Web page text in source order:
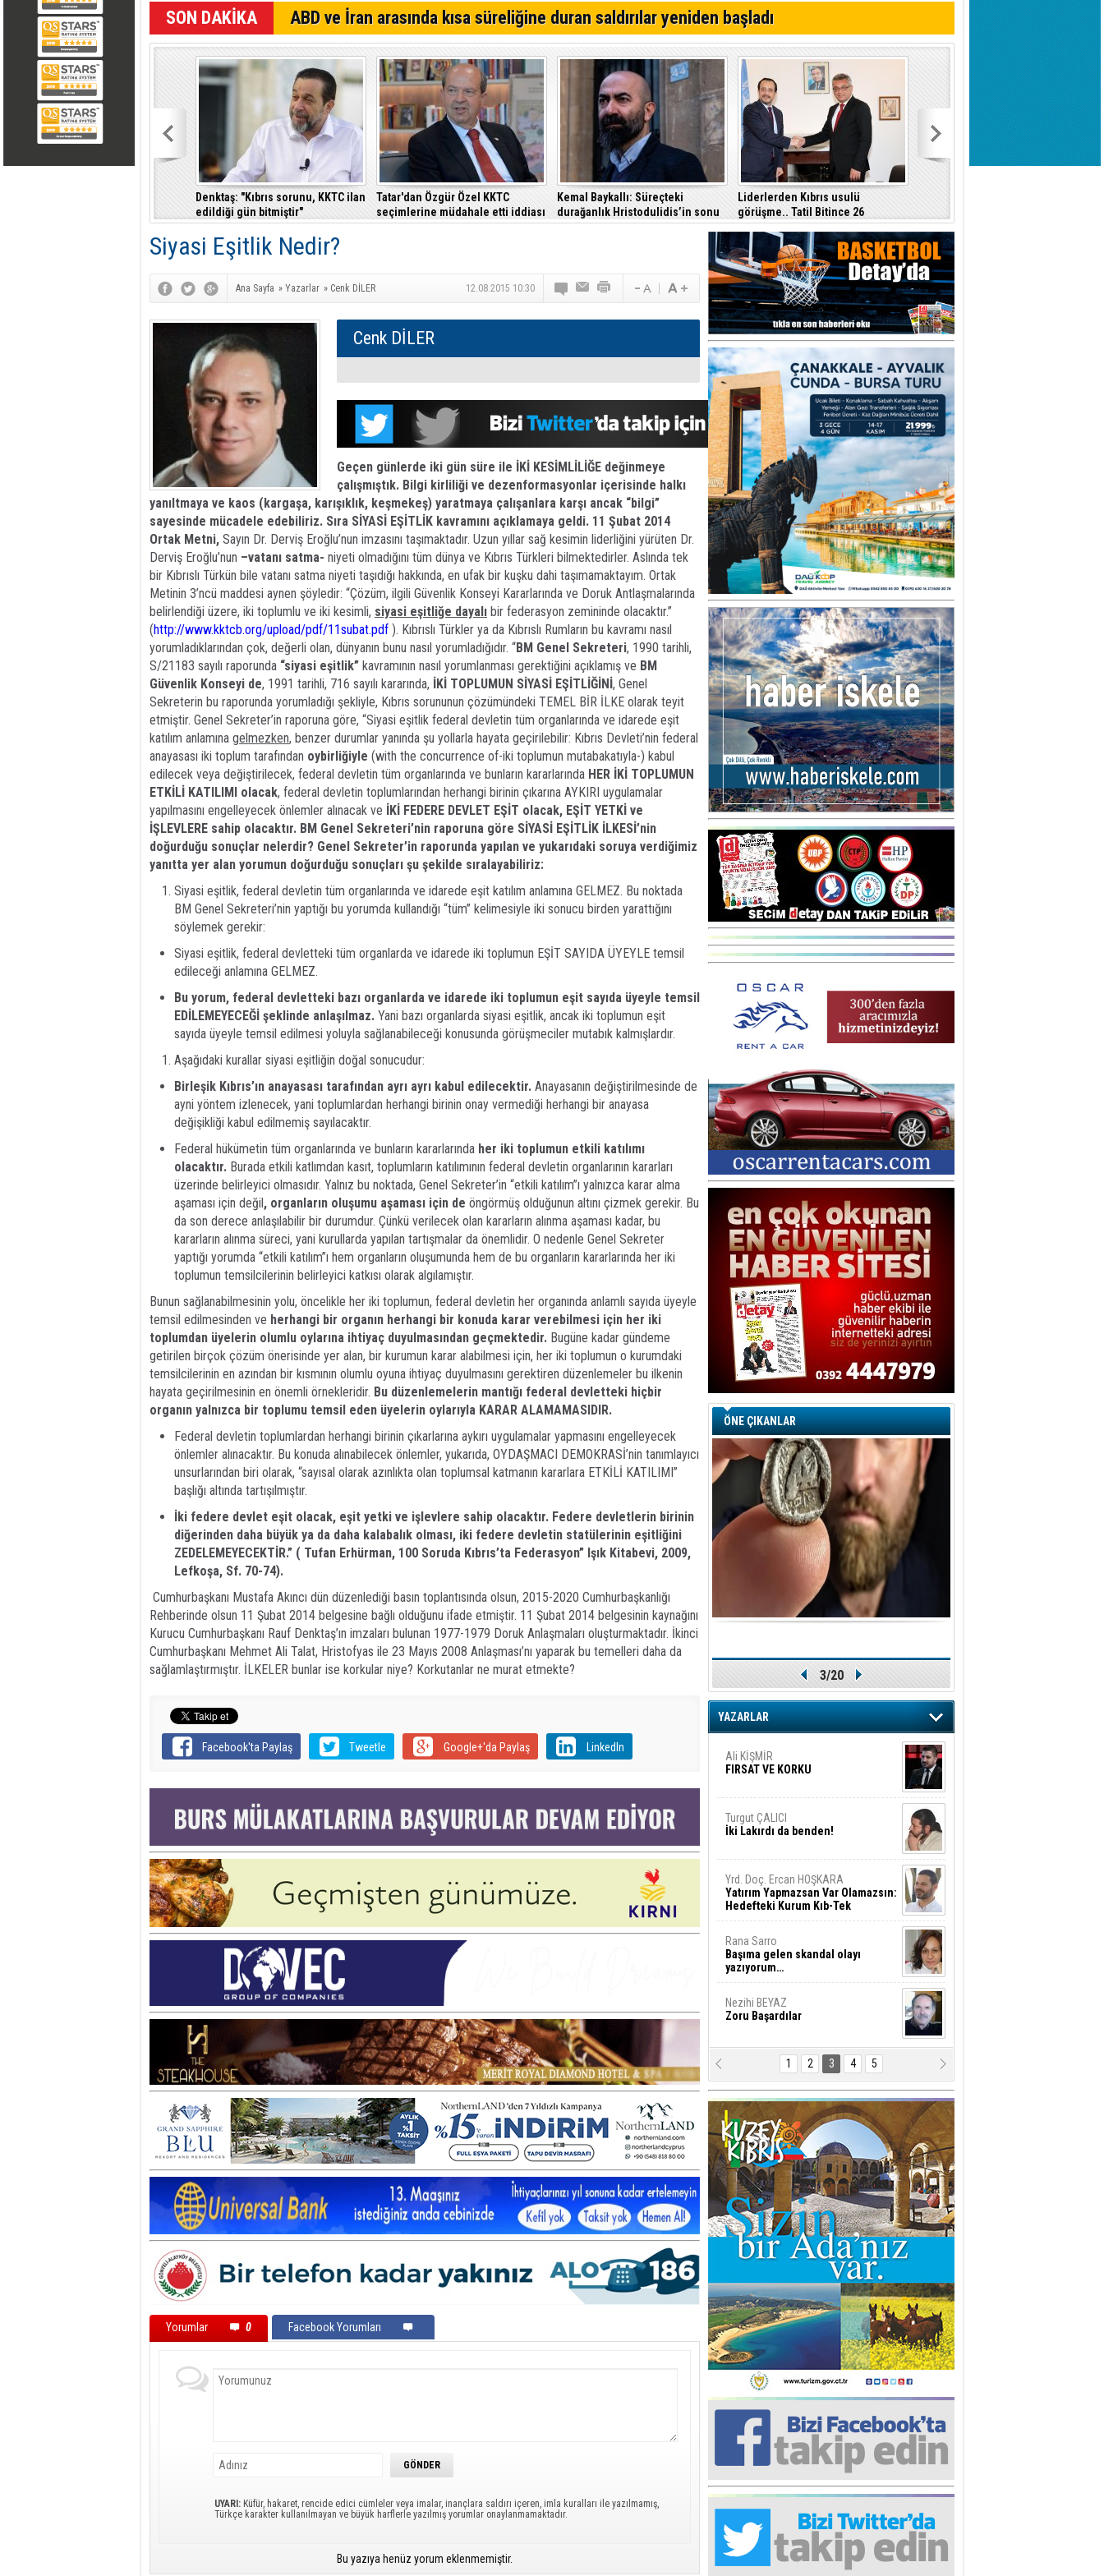
SON DAKİKA ABD ve İran arasında kısa süreliğine duran saldırılar yeniden başladı
Denktaş: "Kıbrıs sorunu, KKTC ilan
edildiği gün bitmiştir"
Tatar'dan Özgür Özel KKTC
seçimlerine müdahale etti iddiası
Kemal Baykallı: Süreçteki
durağanlık Hristodulidis’in sonu
olur
Liderlerden Kıbrıs usulü
görüşme.. Tatil Bitince 26
Ağustos'da ara bölgede
görüşecekler
Siyasi Eşitlik Nedir?
Ana Sayfa » Yazarlar » Cenk DİLER 12.08.2015 10:30
Cenk DİLER
Geçen günlerde iki gün süre ile İKİ KESİMLİLİĞE değinmeye
çalışmıştık. Bilgi kirliliği ve dezenformasyonlar içerisinde halkı
yanıltmaya ve kaos (kargaşa, karışıklık, keşmekeş) yaratmaya çalışanlara karşı ancak “bilgi”
sayesinde mücadele edebiliriz. Sıra SİYASİ EŞİTLİK kavramını açıklamaya geldi. 11 Şubat 2014
Ortak Metni, Sayın Dr. Derviş Eroğlu’nun imzasını taşımaktadır. Uzun yıllar sağ kesimin liderliğini yürüten Dr.
Derviş Eroğlu’nun –vatanı satma- niyeti olmadığını tüm dünya ve Kıbrıs Türkleri bilmektedirler. Aslında tek
bir Kıbrıslı Türkün bile vatanı satma niyeti taşıdığı hakkında, en ufak bir kuşku dahi taşımamaktayım. Ortak
Metinin 3’ncü maddesi aynen şöyledir: “Çözüm, ilgili Güvenlik Konseyi Kararlarında ve Doruk Antlaşmalarında
belirlendiği üzere, iki toplumlu ve iki kesimli, siyasi eşitliğe dayalı bir federasyon zemininde olacaktır.”
(http://www.kktcb.org/upload/pdf/11subat.pdf ). Kıbrıslı Türkler ya da Kıbrıslı Rumların bu kavramı nasıl
yorumladıklarından çok, değerli olan, dünyanın bunu nasıl yorumladığıdır. “BM Genel Sekreteri, 1990 tarihli,
S/21183 sayılı raporunda “siyasi eşitlik” kavramının nasıl yorumlanması gerektiğini açıklamış ve BM
Güvenlik Konseyi de, 1991 tarihli, 716 sayılı kararında, İKİ TOPLUMUN SİYASİ EŞİTLİĞİNİ, Genel
Sekreterin bu raporunda yorumladığı şekliyle, Kıbrıs sorununun çözümündeki TEMEL BİR İLKE olarak teyit
etmiştir. Genel Sekreter’in raporuna göre, “Siyasi eşitlik federal devletin tüm organlarında ve idarede eşit
katılım anlamına gelmezken, benzer durumlar yanında şu yollarla hayata geçirilebilir: Kıbrıs Devleti’nin federal
anayasası iki toplum tarafından oybirliğiyle (with the concurrence of-iki toplumun mutabakatıyla-) kabul
edilecek veya değiştirilecek, federal devletin tüm organlarında ve bunların kararlarında HER İKİ TOPLUMUN
ETKİLİ KATILIMI olacak, federal devletin toplumlarından herhangi birinin çıkarına AYKIRI uygulamalar
yapılmasını engelleyecek önlemler alınacak ve İKİ FEDERE DEVLET EŞİT olacak, EŞİT YETKİ ve
İŞLEVLERE sahip olacaktır. BM Genel Sekreteri’nin raporuna göre SİYASİ EŞİTLİK İLKESİ’nin
doğurduğu sonuçlar nelerdir? Genel Sekreter’in raporunda yapılan ve yukarıdaki soruya verdiğimiz
yanıtta yer alan yorumun doğurduğu sonuçları şu şekilde sıralayabiliriz:
Siyasi eşitlik, federal devletin tüm organlarında ve idarede eşit katılım anlamına GELMEZ. Bu noktada
BM Genel Sekreteri’nin yaptığı bu yorumda kullandığı “tüm” kelimesiyle iki sonucu birden yarattığını
söylemek gerekir:
Siyasi eşitlik, federal devletteki tüm organlarda ve idarede iki toplumun EŞİT SAYIDA ÜYEYLE temsil
edileceği anlamına GELMEZ.
Bu yorum, federal devletteki bazı organlarda ve idarede iki toplumun eşit sayıda üyeyle temsil
EDİLEMEYECEĞİ şeklinde anlaşılmaz. Yani bazı organlarda siyasi eşitlik, ancak iki toplumun eşit
sayıda üyeyle temsil edilmesi yoluyla sağlanabileceği konusunda görüşmeciler mutabık kalmışlardır.
Aşağıdaki kurallar siyasi eşitliğin doğal sonucudur:
Birleşik Kıbrıs’ın anayasası tarafından ayrı ayrı kabul edilecektir. Anayasanın değiştirilmesinde de
ayni yöntem izlenecek, yani toplumlardan herhangi birinin onay vermediği herhangi bir anayasa
değişikliği kabul edilmemiş sayılacaktır.
Federal hükümetin tüm organlarında ve bunların kararlarında her iki toplumun etkili katılımı
olacaktır. Burada etkili katlımdan kasıt, toplumların katılımının federal devletin organlarının kararları
üzerinde belirleyici olmasıdır. Yalnız bu noktada, Genel Sekreter’in “etkili katılım”ı yalnızca karar alma
aşaması için değil, organların oluşumu aşaması için de öngörmüş olduğunun altını çizmek gerekir. Bu
da son derece anlaşılabilir bir durumdur. Çünkü verilecek olan kararların alınma aşaması kadar, bu
kararların alınma süreci, yani kurullarda yapılan tartışmalar da önemlidir. O nedenle Genel Sekreter
yaptığı yorumda “etkili katılım”ı hem organların oluşumunda hem de bu organların kararlarında her iki
toplumun temsilcilerinin belirleyici katkısı olarak algılamıştır.
Bunun sağlanabilmesinin yolu, öncelikle her iki toplumun, federal devletin her organında anlamlı sayıda üyeyle
temsil edilmesinden ve herhangi bir organın herhangi bir konuda karar verebilmesi için her iki
toplumdan üyelerin olumlu oylarına ihtiyaç duyulmasından geçmektedir. Bugüne kadar gündeme
getirilen birçok çözüm önerisinde yer alan, bir kurumun karar alabilmesi için, her iki toplumun o kurumdaki
temsilcilerinin en azından bir kısmının olumlu oyuna ihtiyaç duyulmasını gerektiren düzenlemeler bu ilkenin
hayata geçirilmesinin en önemli örnekleridir. Bu düzenlemelerin mantığı federal devletteki hiçbir
organın yalnızca bir toplumu temsil eden üyelerin oylarıyla KARAR ALAMAMASIDIR.
Federal devletin toplumlardan herhangi birinin çıkarlarına aykırı uygulamalar yapmasını engelleyecek
önlemler alınacaktır. Bu konuda alınabilecek önlemler, yukarıda, OYDAŞMACI DEMOKRASİ’nin tanımlayıcı
unsurlarından biri olarak, “sayısal olarak azınlıkta olan toplumsal katmanın kararlara ETKİLİ KATILIMI”
başlığı altında tartışılmıştır.
İki federe devlet eşit olacak, eşit yetki ve işlevlere sahip olacaktır. Federe devletlerin birinin
diğerinden daha büyük ya da daha kalabalık olması, iki federe devletin statülerinin eşitliğini
ZEDELEMEYECEKTİR.” ( Tufan Erhürman, 100 Soruda Kıbrıs’ta Federasyon” Işık Kitabevi, 2009,
Lefkoşa, Sf. 70-74).
Cumhurbaşkanı Mustafa Akıncı dün düzenlediği basın toplantısında olsun, 2015-2020 Cumhurbaşkanlığı
Rehberinde olsun 11 Şubat 2014 belgesine bağlı olduğunu ifade etmiştir. 11 Şubat 2014 belgesinin kaynağını
Kurucu Cumhurbaşkanı Rauf Denktaş’ın imzaları bulunan 1977-1979 Doruk Anlaşmaları oluşturmaktadır. İkinci
Cumhurbaşkanı Mehmet Ali Talat, Hristofyas ile 23 Mayıs 2008 Anlaşması’nı yaparak bu temelleri daha da
sağlamlaştırmıştır. İLKELER bunlar ise korkular niye? Korkutanlar ne murat etmekte?
Facebook'ta Paylaş Tweetle Google+'da Paylaş LinkedIn
Yorumlar 0 Facebook Yorumları
UYARI: Küfür, hakaret, rencide edici cümleler veya imalar, inançlara saldırı içeren, imla kuralları ile yazılmamış,
Türkçe karakter kullanılmayan ve büyük harflerle yazılmış yorumlar onaylanmamaktadır.
Bu yazıya henüz yorum eklenmemiştir.
ÖNE ÇIKANLAR
3/20
YAZARLAR
Ayşegül Garabli
SORU İŞARETLERİYLE DOLU BİR
GARİP DAVA… YA SUÇLU
DEĞİLSE???
Savaşların En Zoru İnsanın Kendi
Kendiyle Olanıdır
Hamit Caner
Ağlama Duvarı
Adem KAVAZ
Can Bonomo ile son kez
Eurovizyon sahnesinde yer alan
Türkiye 10 yıl aradan sonra
yeniden yarışmaya dönecek mi?
Fırat Borak
Erkut YILMABAŞAR
Bayrak tartışmaları ve ihalesiz
Arif Alasya
2015 SONRASI VE AKINCI.
SURLAR İÇİ’NDE KOLAYDIR ÖLMEK
Taner ULUTAŞ
Adası gibi olmayız !...
Ali KİŞMİR
FIRSAT VE KORKU
Turgut ÇALICI
İki Lakırdı da benden!
Yrd. Doç. Ercan HOŞKARA
Yatırım Yapmazsan Var Olamazsın:
Hedefteki Kurum Kıb-Tek
Rana Sarro
Başıma gelen skandal olayı
yazıyorum…
Nezihi BEYAZ
Zoru Başardılar
Mustafa Akıncı’ya Saldırmanın
Dayanılmaz Hafifliği !..
Özal Ziya
Hükümet "huzur ve
güvenlik"konusunu ciddiye almalı
Mesut GÜNSEV
ALTINI ÇİZDİĞİM SATIRLAR
Münür Rahvancıoğlu
Popülizm Nedir? Ne Değildir?
Hare Ergen
Babanın Gidişi
Cenk DİLER
“Kermiya’ya kaç, Yenişehir’e tut”
mantığı olmasın!
Mustafa Keleşzade
Herkes bu kadar yalnızken neden
herkes bu kadar yalnız?!
Tahsin Oygar
Nasıl iyi olunur?
Melin ULUÇ
‘’Haklı olmak’’ istersen…
1 2 3 4 5